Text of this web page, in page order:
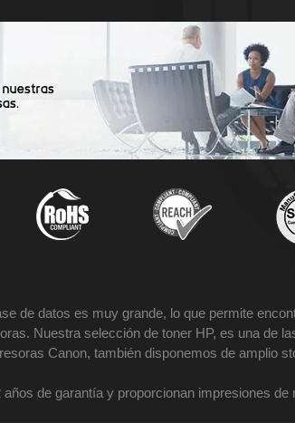
de datos es muy grande, lo que permite
Nuestra selección de toner HP, es una de
Canon, también disponemos de amplio
de garantía y proporcionan impresiones de